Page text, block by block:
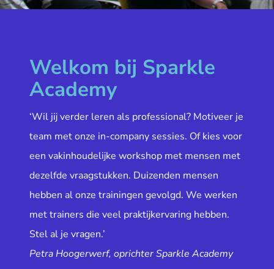
Welkom bij Sparkle
Academy
‘Wil jij verder leren als professional? Motiveer je
team met onze in-company sessies. Of kies voor
een vakinhoudelijke workshop met mensen met
dezelfde vraagstukken. Duizenden mensen
hebben al onze trainingen gevolgd. We werken
met trainers die veel praktijkervaring hebben.
Stel al je vragen.’
Petra Hoogerwerf, oprichter Sparkle Academy